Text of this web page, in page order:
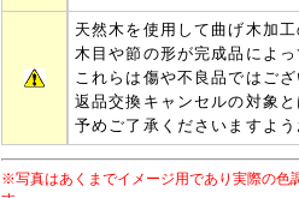
天然木を使用して曲げ木加
木目や節の形が完成品によ
これらは傷や不良品ではご
返品交換キャンセルの対象
予めご了承くださいますよ
※写真はあくまでイメージ用であり実際の色